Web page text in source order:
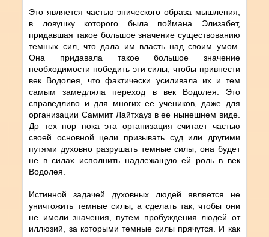
Это является частью эпического образа мышления,
в ловушку которого была поймана Элизабет,
придавшая такое большое значение существованию
темных сил, что дала им власть над своим умом.
Она придавала такое большое значение
необходимости победить эти силы, чтобы привнести
век Водолея, что фактически усиливала их и тем
самым замедляла переход в век Водолея. Это
справедливо и для многих ее учеников, даже для
организации Саммит Лайтхауз в ее нынешнем виде.
До тех пор пока эта организация считает частью
своей основной цели призывать суд или другими
путями духовно разрушать темные силы, она будет
не в силах исполнить надлежащую ей роль в век
Водолея.
Истинной задачей духовных людей является не
уничтожить темные силы, а сделать так, чтобы они
не имели значения, путем пробуждения людей от
иллюзий, за которыми темные силы прячутся. И как